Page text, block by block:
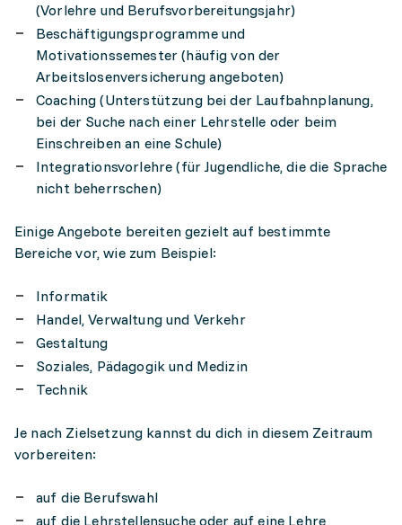
(Vorlehre und Berufsvorbereitungsjahr)
Beschäftigungsprogramme und
Motivationssemester (häufig von der
Arbeitslosenversicherung angeboten)
Coaching (Unterstützung bei der Laufbahnplanung,
bei der Suche nach einer Lehrstelle oder beim
Einschreiben an eine Schule)
Integrationsvorlehre (für Jugendliche, die die Sprache
nicht beherrschen)
Einige Angebote bereiten gezielt auf bestimmte
Bereiche vor, wie zum Beispiel:
Informatik
Handel, Verwaltung und Verkehr
Gestaltung
Soziales, Pädagogik und Medizin
Technik
Je nach Zielsetzung kannst du dich in diesem Zeitraum
vorbereiten:
auf die Berufswahl
auf die Lehrstellensuche oder auf eine Lehre